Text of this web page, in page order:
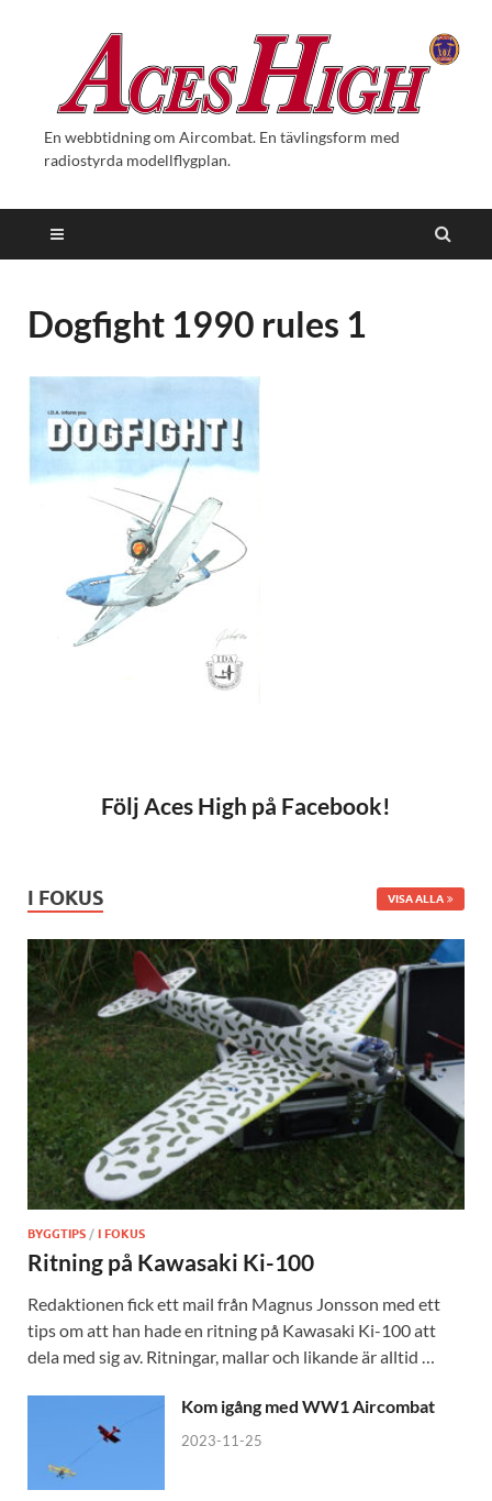
En webbtidning om Aircombat. En tävlingsform med
radiostyrda modellflygplan.
Dogfight 1990 rules 1
Följ Aces High på Facebook!
I FOKUS VISA ALLA
BYGGTIPS / I FOKUS
Ritning på Kawasaki Ki-100
Redaktionen fick ett mail från Magnus Jonsson med ett
tips om att han hade en ritning på Kawasaki Ki-100 att
dela med sig av. Ritningar, mallar och likande är alltid …
Kom igång med WW1 Aircombat
2023-11-25